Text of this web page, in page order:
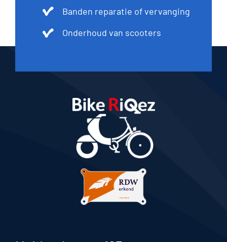
Banden reparatie of vervanging
Onderhoud van scooters